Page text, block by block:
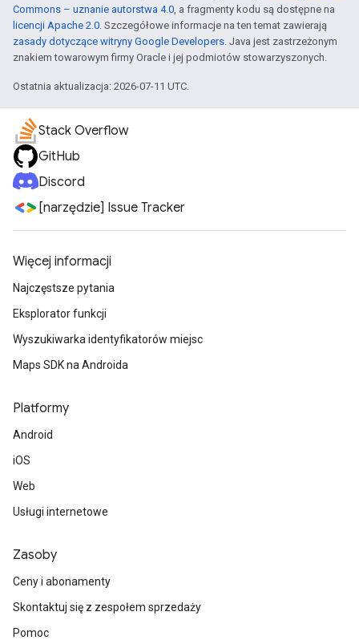
Commons – uznanie autorstwa 4.0, a fragmenty kodu są dostępne na
licencji Apache 2.0. Szczegółowe informacje na ten temat zawierają
zasady dotyczące witryny Google Developers. Java jest zastrzeżonym
znakiem towarowym firmy Oracle i jej podmiotów stowarzyszonych.
Ostatnia aktualizacja: 2026-07-11 UTC.
Stack Overflow
GitHub
Discord
[narzędzie] Issue Tracker
Więcej informacji
Najczęstsze pytania
Eksplorator funkcji
Wyszukiwarka identyfikatorów miejsc
Maps SDK na Androida
Platformy
Android
iOS
Web
Usługi internetowe
Zasoby
Ceny i abonamenty
Skontaktuj się z zespołem sprzedaży
Pomoc